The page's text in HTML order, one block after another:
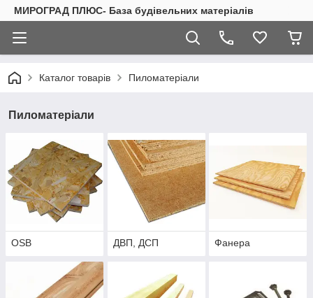
МИРОГРАД ПЛЮС- База будівельних матеріалів
Каталог товарів Пиломатеріали
Пиломатеріали
OSB ДВП, ДСП Фанера